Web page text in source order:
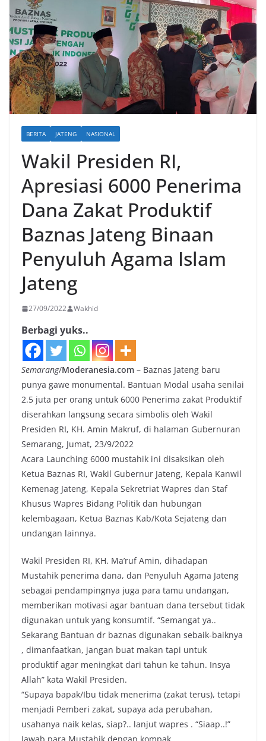
BERITA JATENG NASIONAL
Wakil Presiden RI,
Apresiasi 6000 Penerima
Dana Zakat Produktif
Baznas Jateng Binaan
Penyuluh Agama Islam
Jateng
27/09/2022 Wakhid
Berbagi yuks..
Semarang/Moderanesia.com – Baznas Jateng baru
punya gawe monumental. Bantuan Modal usaha senilai
2.5 juta per orang untuk 6000 Penerima zakat Produktif
diserahkan langsung secara simbolis oleh Wakil
Presiden RI, KH. Amin Makruf, di halaman Gubernuran
Semarang, Jumat, 23/9/2022
Acara Launching 6000 mustahik ini disaksikan oleh
Ketua Baznas RI, Wakil Gubernur Jateng, Kepala Kanwil
Kemenag Jateng, Kepala Sekretriat Wapres dan Staf
Khusus Wapres Bidang Politik dan hubungan
kelembagaan, Ketua Baznas Kab/Kota Sejateng dan
undangan lainnya.
Wakil Presiden RI, KH. Ma’ruf Amin, dihadapan
Mustahik penerima dana, dan Penyuluh Agama Jateng
sebagai pendampingnya juga para tamu undangan,
memberikan motivasi agar bantuan dana tersebut tidak
digunakan untuk yang konsumtif. “Semangat ya..
Sekarang Bantuan dr baznas digunakan sebaik-baiknya
, dimanfaatkan, jangan buat makan tapi untuk
produktif agar meningkat dari tahun ke tahun. Insya
Allah” kata Wakil Presiden.
“Supaya bapak/Ibu tidak menerima (zakat terus), tetapi
menjadi Pemberi zakat, supaya ada perubahan,
usahanya naik kelas, siap?.. lanjut wapres . “Siaap..!”